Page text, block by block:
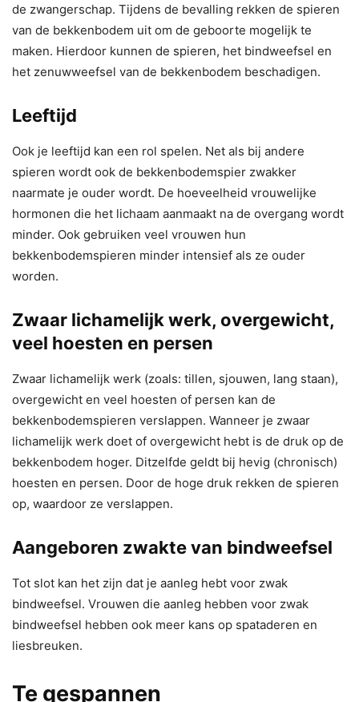
de zwangerschap. Tijdens de bevalling rekken de spieren
van de bekkenbodem uit om de geboorte mogelijk te
maken. Hierdoor kunnen de spieren, het bindweefsel en
het zenuwweefsel van de bekkenbodem beschadigen.
Leeftijd
Ook je leeftijd kan een rol spelen. Net als bij andere
spieren wordt ook de bekkenbodemspier zwakker
naarmate je ouder wordt. De hoeveelheid vrouwelijke
hormonen die het lichaam aanmaakt na de overgang wordt
minder. Ook gebruiken veel vrouwen hun
bekkenbodemspieren minder intensief als ze ouder
worden.
Zwaar lichamelijk werk, overgewicht,
veel hoesten en persen
Zwaar lichamelijk werk (zoals: tillen, sjouwen, lang staan),
overgewicht en veel hoesten of persen kan de
bekkenbodemspieren verslappen. Wanneer je zwaar
lichamelijk werk doet of overgewicht hebt is de druk op de
bekkenbodem hoger. Ditzelfde geldt bij hevig (chronisch)
hoesten en persen. Door de hoge druk rekken de spieren
op, waardoor ze verslappen.
Aangeboren zwakte van bindweefsel
Tot slot kan het zijn dat je aanleg hebt voor zwak
bindweefsel. Vrouwen die aanleg hebben voor zwak
bindweefsel hebben ook meer kans op spataderen en
liesbreuken.
Te gespannen